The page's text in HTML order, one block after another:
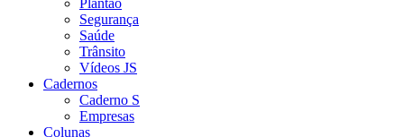
Segurança
Saúde
Trânsito
Vídeos JS
Cadernos
Caderno S
Empresas
Colunas